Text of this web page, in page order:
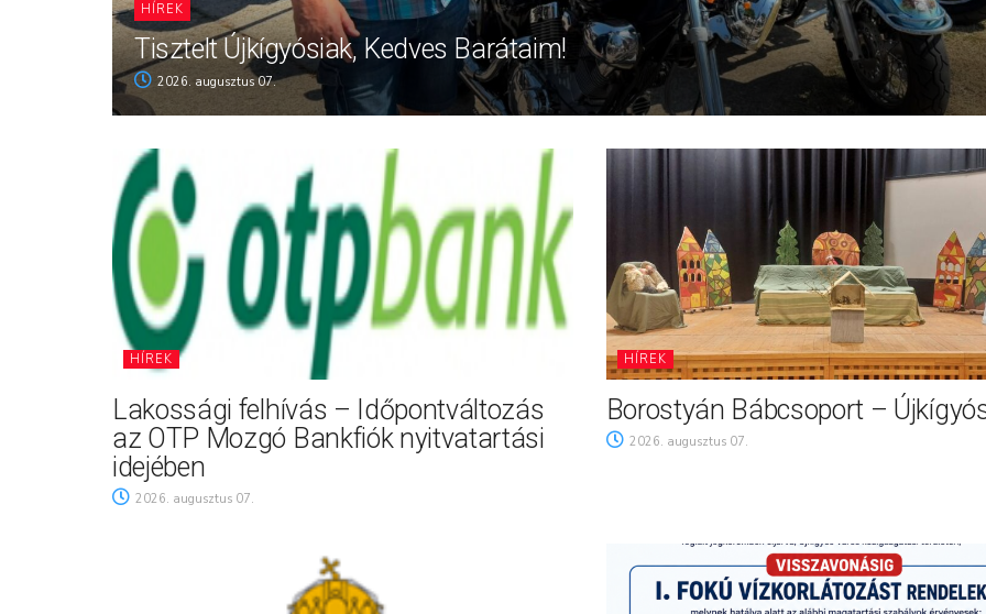
HÍREK
Tisztelt Újkígyósiak, Kedves Barátaim!
2026. augusztus 07.
HÍREK
Lakossági felhívás – Időpontváltozás
az OTP Mozgó Bankfiók nyitvatartási
idejében
2026. augusztus 07.
HÍREK
Borostyán Bábcsoport –
2026. augusztus 07.